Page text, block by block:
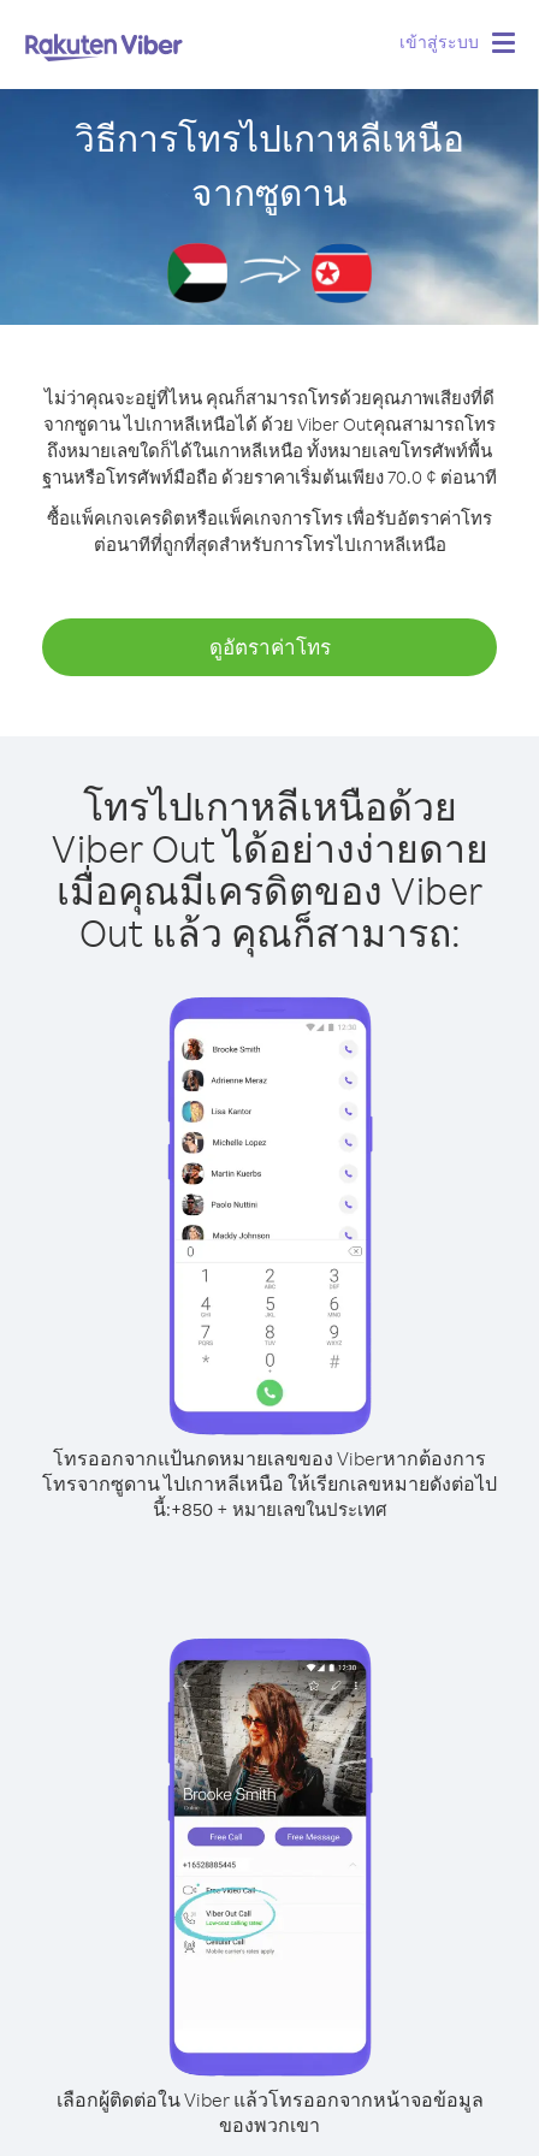
เข้าสู่ระบบ
วิธีการโทรไปเกาหลีเหนือ
จากซูดาน
ไม่ว่าคุณจะอยู่ที่ไหน คุณก็สามารถโทรด้วยคุณภาพเสียงที่ดี
จากซูดาน ไปเกาหลีเหนือได้ ด้วย Viber Outคุณสามารถโทร
ถึงหมายเลขใดก็ได้ในเกาหลีเหนือ ทั้งหมายเลขโทรศัพท์พื้น
ฐานหรือโทรศัพท์มือถือ ด้วยราคาเริ่มต้นเพียง 70.0 ¢ ต่อนาที
ซื้อแพ็คเกจเครดิตหรือแพ็คเกจการโทร เพื่อรับอัตราค่าโทร
ต่อนาทีที่ถูกที่สุดสำหรับการโทรไปเกาหลีเหนือ
ดูอัตราค่าโทร
โทรไปเกาหลีเหนือด้วย
Viber Out ได้อย่างง่ายดาย
เมื่อคุณมีเครดิตของ Viber
Out แล้ว คุณก็สามารถ:
โทรออกจากแป้นกดหมายเลขของ Viberหากต้องการ
โทรจากซูดาน ไปเกาหลีเหนือ ให้เรียกเลขหมายดังต่อไป
นี้:+850+ หมายเลขในประเทศ
เลือกผู้ติดต่อใน Viber แล้วโทรออกจากหน้าจอข้อมูล
ของพวกเขา